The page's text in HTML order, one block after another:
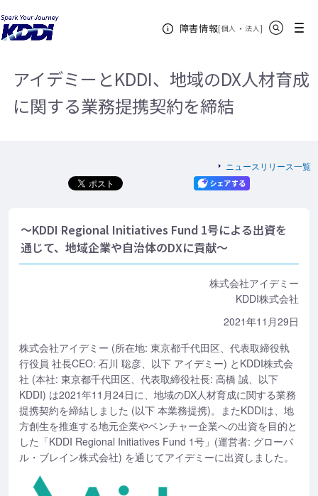
障害情報[個人 ・ 法人新規ウィンドウ
]
メニュー
KDDIホーム
デミーとKDDI、地域のDX人材育成に関する業務提携契約を締結
アイデミーとKDDI、地域のDX人材育成
に関する業務提携契約を締結
ニュースリリース一覧
～KDDI Regional Initiatives Fund 1号による出資を
通じて、地域企業や自治体のDXに貢献～
株式会社アイデミー
KDDI株式会社
2021年11月29日
株式会社アイデミー (所在地: 東京都千代田区、代表取締役執
行役員 社長CEO: 石川 聡彦、以下 アイデミー) とKDDI株式会
社 (本社: 東京都千代田区、代表取締役社長: 高橋 誠、以下
KDDI) は2021年11月24日に、地域のDX人材育成に関する業務
提携契約を締結しました (以下 本業務提携)。またKDDIは、地
方創生を推進する地元企業やベンチャー企業への出資を目的と
した「KDDI Regional Initiatives Fund 1号」(運営者: グローバ
ル・ブレイン株式会社) を通じてアイデミーに出資しました。